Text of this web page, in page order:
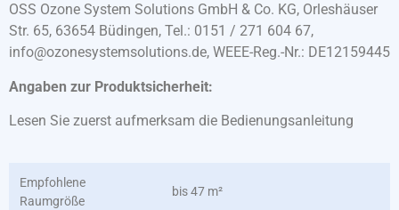
OSS Ozone System Solutions GmbH & Co. KG, Orleshäuser
Str. 65, 63654 Büdingen, Tel.: 0151 / 271 604 67,
info@ozonesystemsolutions.de, WEEE-Reg.-Nr.: DE12159445
Angaben zur Produktsicherheit:
Lesen Sie zuerst aufmerksam die Bedienungsanleitung
Empfohlene
Raumgröße
bis 47 m²